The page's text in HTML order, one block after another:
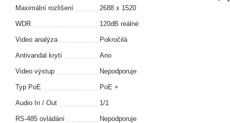
Maximální rozlišení 2688 x 1520
WDR 120dB reálné
Video analýza Pokročilá
Antivandal krytí Ano
Video výstup Nepodporuje
Typ PoE PoE +
Audio In / Out 1/1
RS-485 ovládání Nepodporuje